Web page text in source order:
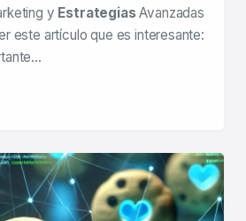
y EstrategiasAvanzadas
este artículo que es interesante: